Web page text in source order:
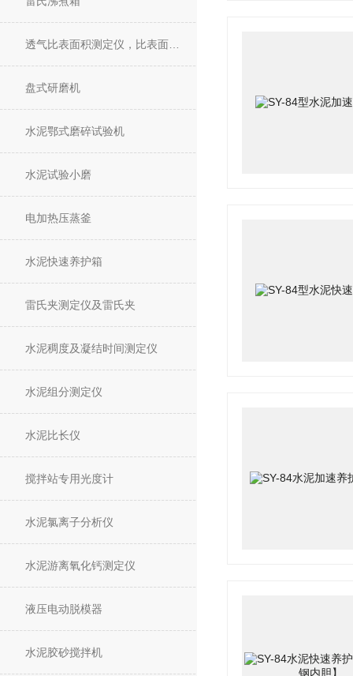
盘式研磨机
水泥鄂式磨碎试验机
水泥试验小磨
电加热压蒸釜
水泥快速养护箱
雷氏夹测定仪及雷氏夹
水泥稠度及凝结时间测定仪
水泥组分测定仪
水泥比长仪
搅拌站专用光度计
水泥氯离子分析仪
水泥游离氧化钙测定仪
液压电动脱模器
水泥胶砂搅拌机